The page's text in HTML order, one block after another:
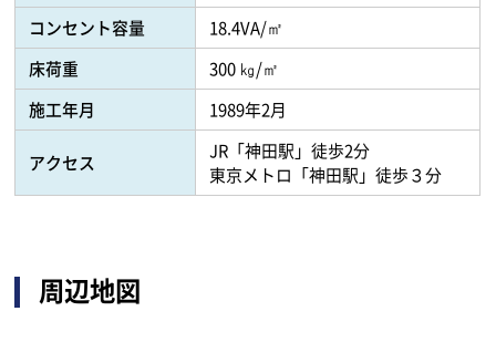
コンセント容量
18.4VA/㎡
床荷重
300 ㎏/㎡
施工年月
1989年2月
アクセス
JR「神田駅」徒歩2分
東京メトロ「神田駅」徒歩３分
周辺地図